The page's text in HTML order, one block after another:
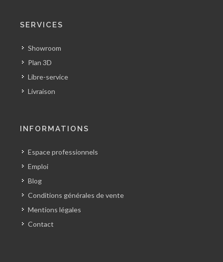
SERVICES
Showroom
Plan 3D
Libre-service
Livraison
INFORMATIONS
Espace professionnels
Emploi
Blog
Conditions générales de vente
Mentions légales
Contact